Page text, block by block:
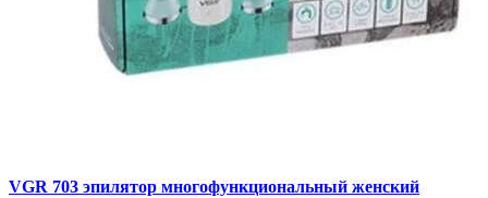
VGR 703 эпилятор многофункциональный женский